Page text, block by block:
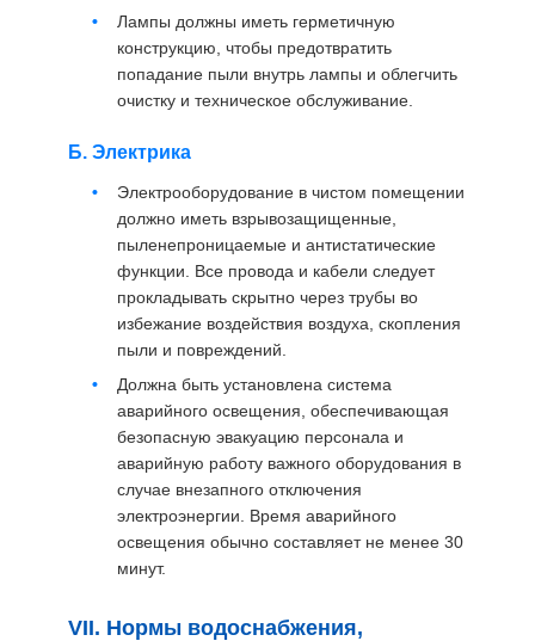
Лампы должны иметь герметичную
конструкцию, чтобы предотвратить
попадание пыли внутрь лампы и облегчить
очистку и техническое обслуживание.
Б. Электрика
Электрооборудование в чистом помещении
должно иметь взрывозащищенные,
пыленепроницаемые и антистатические
функции. Все провода и кабели следует
прокладывать скрытно через трубы во
избежание воздействия воздуха, скопления
пыли и повреждений.
Должна быть установлена ​​система
аварийного освещения, обеспечивающая
безопасную эвакуацию персонала и
аварийную работу важного оборудования в
случае внезапного отключения
электроэнергии. Время аварийного
освещения обычно составляет не менее 30
минут.
VII. Нормы водоснабжения,